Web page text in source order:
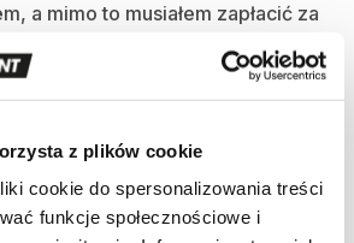
z plików cookie
cookie do spersonalizowania treści
funkcje społecznościowe i
a mimo to musiałem zapłacić za
warto wprowadzić taryfę
dnia. Dzięki temu klienci
przetestować rower
bez ponoszenia kosztu